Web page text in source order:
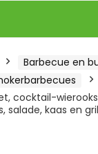
Barbecue en
cocktail-
salade, kaas en